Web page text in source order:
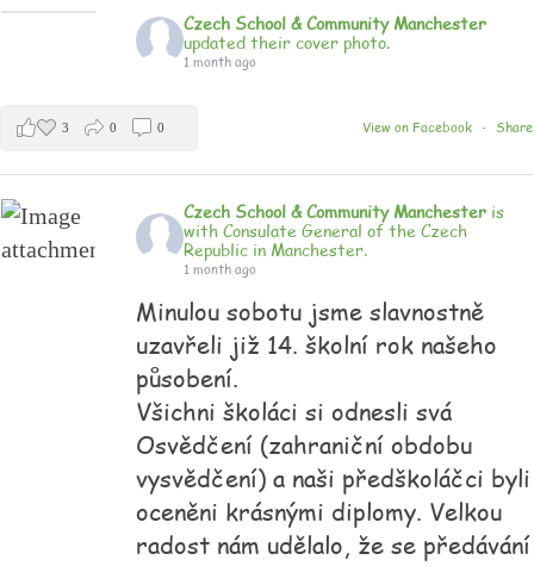
Czech School & Community Manchester
updated their cover photo.
1 month ago
View on Facebook · Share
3 0 0
Czech School & Community Manchester is
with Consulate General of the Czech
Republic in Manchester.
1 month ago
Minulou sobotu jsme slavnostně
uzavřeli již 14. školní rok našeho
působení.
Všichni školáci si odnesli svá
Osvědčení (zahraniční obdobu
vysvědčení) a naši předškoláčci byli
oceněni krásnými diplomy. Velkou
radost nám udělalo, že se předávání